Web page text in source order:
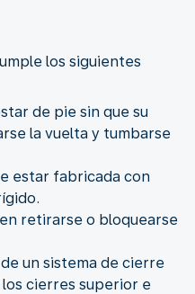
los siguientes
de pie sin que su
la vuelta y tumbarse
estar fabricada con
retirarse o bloquearse
un sistema de cierre
cierres superior e